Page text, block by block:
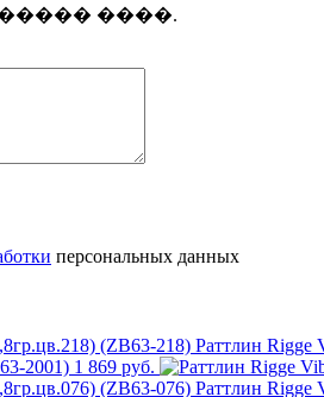
����.
персональных данных
Раттлин Rigge
2001) 1 869 руб.
Раттлин Rigge